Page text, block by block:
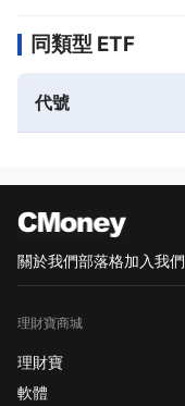
同類型 ETF
代號
關於我們部落格加入我們
理財寶商城
理財寶
軟體